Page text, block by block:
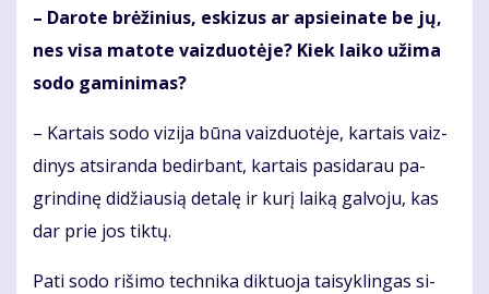
– Da­ro­te brė­ži­nius, es­ki­zus ar ap­si­ei­na­te be jų,
nes vi­sa ma­to­te vaiz­duo­tė­je? Kiek lai­ko už­ima
so­do ga­mi­ni­mas?
– Kar­tais so­do vi­zi­ja bū­na vaiz­duo­tė­je, kar­tais vaiz­
di­nys at­si­ran­da be­dir­bant, kar­tais pa­si­da­rau pa­
grin­di­nę di­džiau­sią de­ta­lę ir ku­rį lai­ką gal­vo­ju, kas
dar prie jos tik­tų.
Pa­ti so­do ri­ši­mo tech­ni­ka dik­tuo­ja tai­syk­lin­gas si­